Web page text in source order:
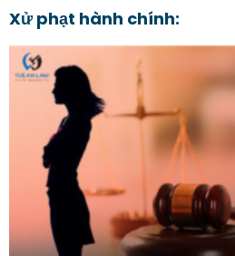
Xử phạt hành chính: